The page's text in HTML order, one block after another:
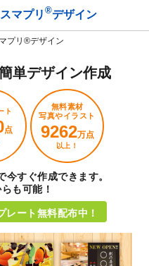
スマプリ ®デザイン
プリ®デザイン
単デザイン作成
ト
点
無料素材
写真やイラスト
9262万点
以上！
すぐ作成できます。
も可能！
レート無料配布中！